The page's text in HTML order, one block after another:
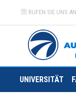
RUFEN SIE UNS AN
UNIVERSITÄT